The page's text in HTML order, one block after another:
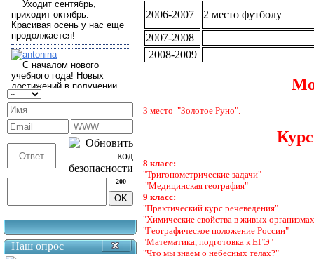
200
Наш опрос
2006-2007
2 место футболу
2007-2008
2008-2009
3 место "Золотое Руно".
8 класс:
"Тригонометрические задачи"
"Медицинская география"
9 класс:
"Практический курс речеведения"
"Химические свойства в живых
"Географическое положение России"
"Математика, подготовка к ЕГЭ"
"Что мы знаем о небесных телах?"